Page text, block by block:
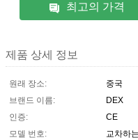
최고의 가격
제품 상세 정보
원래 장소:
중국
브랜드 이름:
DEX
인증:
CE
모델 번호:
교차하